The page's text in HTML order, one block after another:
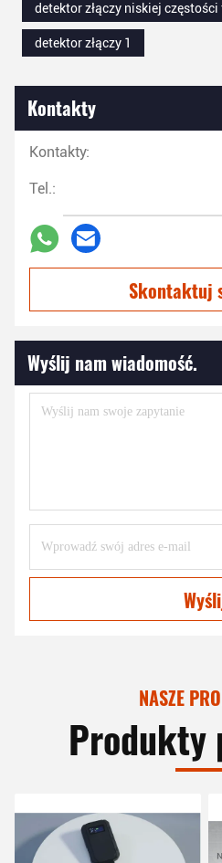
detektor złączy niskiej
detektor złączy 1
Kontakty
Kontakty:
Tel.:
Skontaktuj
Wyślij nam wiadomość.
NASZE
Produkty